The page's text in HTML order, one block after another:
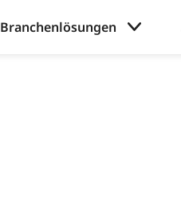
Branchenlösungen